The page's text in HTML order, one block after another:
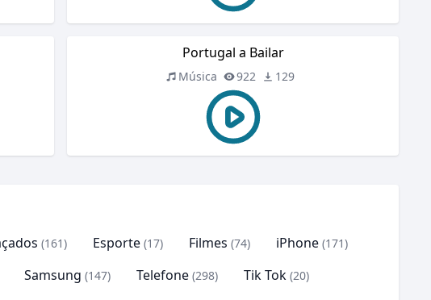
Portugal a Bailar
Música 922 129
(161) Esporte (17) Filmes (74) iPhone (171)
Samsung (147) Telefone (298) Tik Tok (20)